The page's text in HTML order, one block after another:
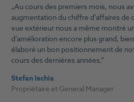
Au cours des premiers mois, nous
augmentation du chiffre d’affaires de
vue extérieur nous a même montré
d’amélioration encore plus grand,
élaboré un bon positionnement de
cours des dernières années.
Stefan Ischia
Propriétaire et General Manager